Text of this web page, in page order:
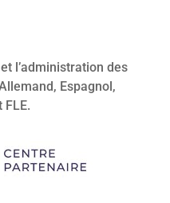
l’administration des
Espagnol,
FLE.